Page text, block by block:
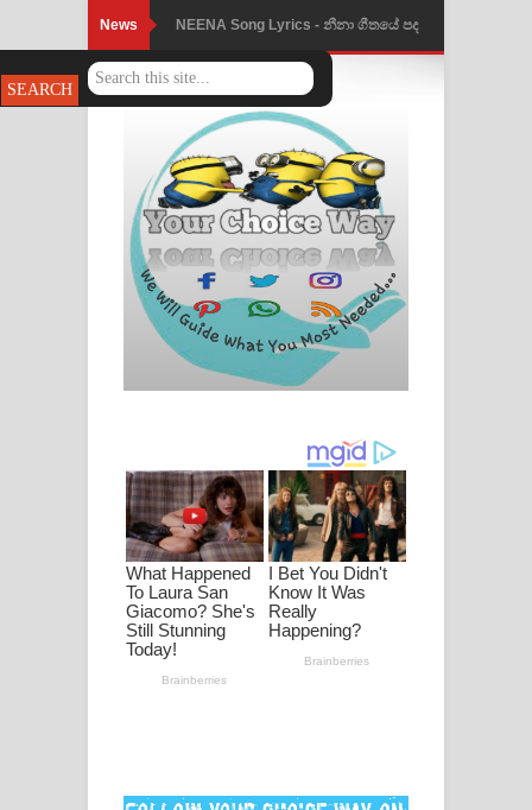
News NEENA Song Lyrics - නීනා ගීතයේ පද
පෙළ
Ahimi Wimai Himi Song Lyrics - අහිමි
විමයි හිමි ගීතයේ පද පෙළ
Mathaka Parana Song Lyrics - මතක
පාරනා ගීතයේ පද පෙළ
Nimnadhen Song Lyrics - නිම්නාදෙන්
ගීතයේ පද පෙළ
ඔබමයි මගේ ආදරේ ගීතයේ පද පෙළ
Pansal Gihin Song Lyrics - පන්සල් ගිහිං
ගීතයේ පද පෙළ
Ankeliya Song Lyrics - අංකෙළිය ගීතයේ
පද පෙළ